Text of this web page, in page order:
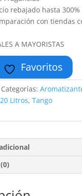
rebajado hasta 300%
con tiendas
A MAYORISTAS
Favoritos
Categorías:
Litros, Tango